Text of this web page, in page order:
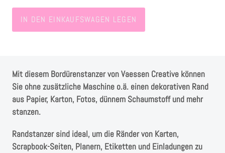
Herbst
Weihnachten
Instagram
IN DEN EINKAUFSWAGEN LEGEN
Mit diesem Bordürenstanzer von Vaessen Creative können
Sie ohne zusätzliche Maschine o.ä. einen dekorativen Rand
aus Papier, Karton, Fotos, dünnem Schaumstoff und mehr
stanzen.
Randstanzer sind ideal, um die Ränder von Karten,
Scrapbook-Seiten, Planern, Etiketten und Einladungen zu